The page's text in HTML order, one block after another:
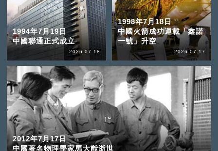
1994年7月19日
中國聯通正式成立
2026-07-18
1998年7月18日
中國火箭成功運載「鑫諾
一號」升空
2026-07-17
2012年7月17日
中國著名物理學家馬大猷逝世